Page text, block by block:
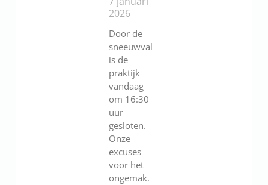
2026
Door de
sneeuwval
is de
praktijk
vandaag
om 16:30
uur
gesloten.
Onze
excuses
voor het
ongemak.